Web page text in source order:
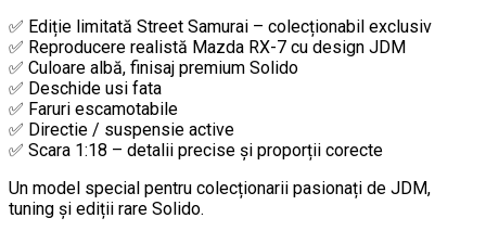
✅ Ediție limitată Street Samurai – colecționabil exclusiv
✅ Reproducere realistă Mazda RX-7 cu design JDM
✅ Culoare albă, finisaj premium Solido
✅ Deschide usi fata
✅ Faruri escamotabile
✅ Directie / suspensie active
✅ Scara 1:18 – detalii precise și proporții corecte
Un model special pentru colecționarii pasionați de JDM,
tuning și ediții rare Solido.